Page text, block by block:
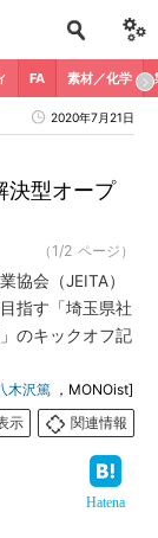
FA 素材／化学
2020年7月21日
決型オープ
（1/2 ページ）
協会（JEITA）
指す「埼玉県社
のキックオフ記
木沢篤 ，MONOist]
示
関連情報
Hatena